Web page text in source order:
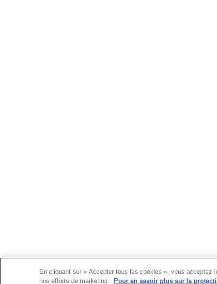
En cliquant sur « Accepter tous les cookies », vous acceptez
nos efforts de marketing.
Pour en savoir plus sur la